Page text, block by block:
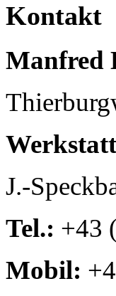
Kontakt
Manfred
Werkstatt
J.-
Tel.: +43
Mobil: